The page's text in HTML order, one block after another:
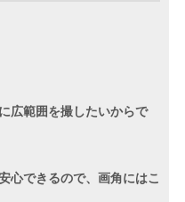
広範囲を撮したいからで
心できるので、画角にはこ